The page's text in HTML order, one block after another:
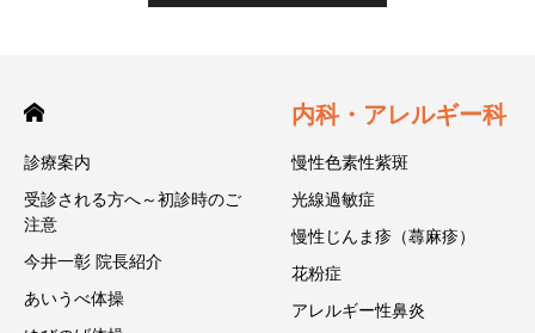
診療案内
受診される方へ～初診時のご
注意
今井一彰 院長紹介
あいうべ体操
内科・アレルギー科
慢性色素性紫斑
光線過敏症
慢性じんま疹（蕁麻疹）
花粉症
アレルギー性鼻炎